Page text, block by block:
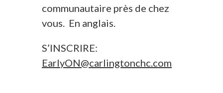
communautaire près de chez
vous. En anglais.
S’INSCRIRE:
EarlyON@carlingtonchc.com